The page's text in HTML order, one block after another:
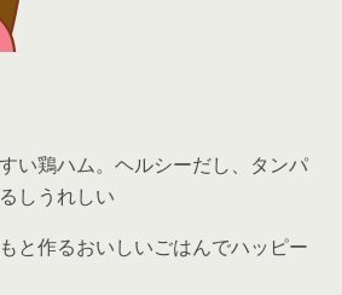
い鶏ハム。ヘルシーだし、タンパ
しうれしい
と作るおいしいごはんでハッピー